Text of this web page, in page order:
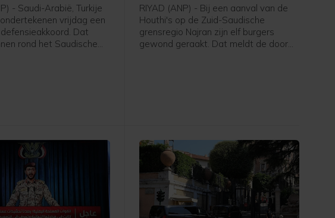
- Saudi-Arabië, Turkije
vrijdag een
Dat
rond het Saudische
RIYAD (ANP) - Bij een aanval van de
Houthi's op de Zuid-Saudische
grensregio Najran zijn elf burgers
gewond geraakt. Dat meldt de door